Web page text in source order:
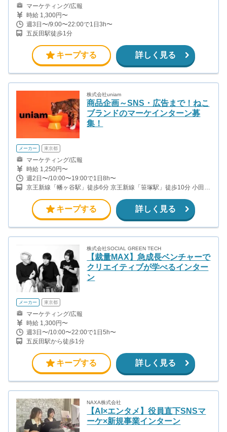
マーケティング/広報
時給 1,300円〜
週3日〜/9:00〜22:00で1日3h〜
五反田駅徒歩1分
キープする 詳しく見る
株式会社uniam
商品企画～SNS・広告まで！ねこ
ブランドのマーケインターン募
集！
メーカー 東京都
マーケティング/広報
時給 1,250円〜
週2日〜/10:00〜19:00で1日8h〜
京王新線「幡ヶ谷駅」徒歩6分 京王新線「笹塚駅」徒歩10分 小田急
キープする 詳しく見る
株式会社SOCIAL GREEN TECH
【裁量MAX】急成長ベンチャーで
クリエイティブが学べるインター
ン
メーカー 東京都
マーケティング/広報
時給 1,300円〜
週3日〜/10:00〜22:00で1日5h〜
五反田駅から徒歩1分
キープする 詳しく見る
NAXA株式会社
【AI×エンタメ】役員直下SNSマ
ーケ×新規事業インターン